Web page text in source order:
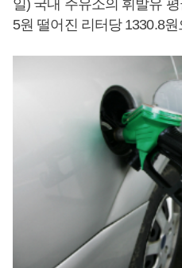
일) 국내 주유소의 휘발유
5원 떨어진 리터당 1330.8